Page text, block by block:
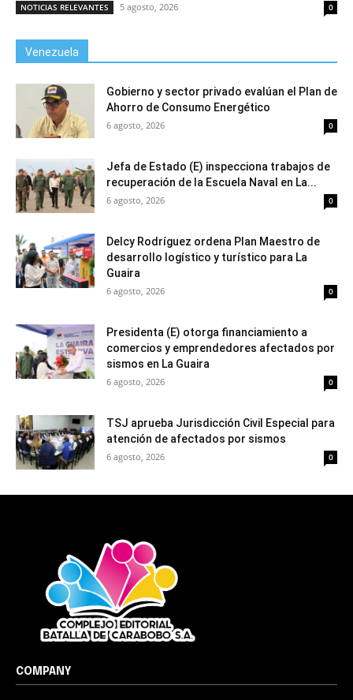
NOTICIAS RELEVANTES 5 agosto, 2026 0
Venezuela
Gobierno y sector privado evalúan el Plan de
Ahorro de Consumo Energético
6 agosto, 2026 0
Jefa de Estado (E) inspecciona trabajos de
recuperación de la Escuela Naval en La...
6 agosto, 2026 0
Delcy Rodríguez ordena Plan Maestro de
desarrollo logístico y turístico para La
Guaira
6 agosto, 2026 0
Presidenta (E) otorga financiamiento a
comercios y emprendedores afectados por
sismos en La Guaira
6 agosto, 2026 0
TSJ aprueba Jurisdicción Civil Especial para
atención de afectados por sismos
6 agosto, 2026 0
COMPANY